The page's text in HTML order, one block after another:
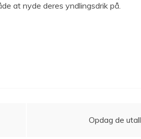
at nyde deres yndlingsdrik på.
Opdag de